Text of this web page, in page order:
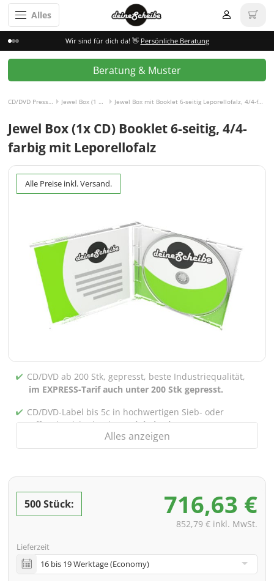
Alles
Wir sind für dich da! 👋 Persönliche Beratung
Beratung & Muster
CD/DVD Pressen Jewel Box (1 CD) Jewel Box mit Booklet 6-seitig Leporellofalz, 4/4-farbig
Jewel Box (1x CD) Booklet 6-seitig, 4/4-
farbig mit Leporellofalz
Alle Preise inkl. Versand.
CD/DVD ab 200 Stk, gepresst, beste Industriequalität,
im EXPRESS-Tarif auch unter 200 Stk gepresst.
CD/DVD-Label bis 5c in hochwertigen Sieb- oder
Offsetdruck bedruckt,auch bei gebrannten CDs/DVDs
inkl. PREMIUM Datencheck (Überprüfung der Daten ink.
Screenproof bzw. PDF-Ansichtsdatei vorab zur
inkl. Glasmaster (bei Pressung) & Versand an eine
Adresse
Alles anzeigen
500 Stück: 716,63 €
852,79 € inkl. MwSt.
Lieferzeit